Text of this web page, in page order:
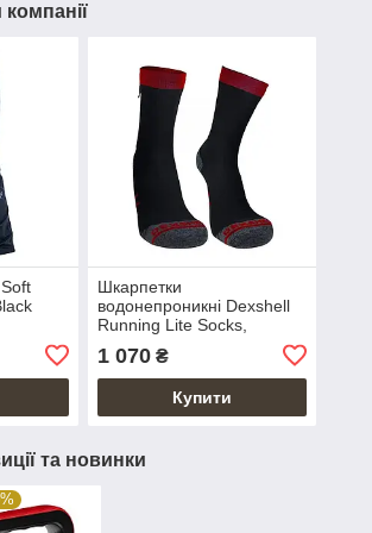
компанії
Шкарпетки
водонепроникні Dexshell
Running Lite Socks,
1 070₴
Купити
та новинки